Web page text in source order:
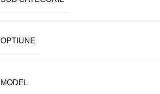
OPTIUNE
MODEL